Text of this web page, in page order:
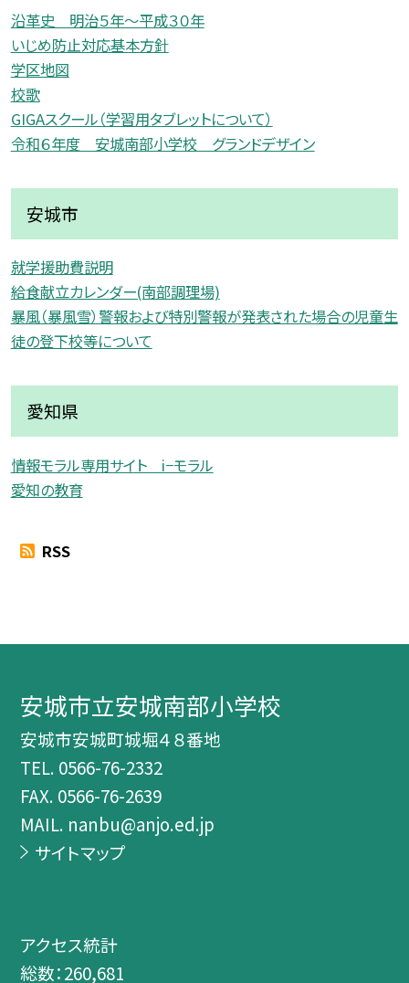
沿革史 明治５年〜平成３０年
いじめ防止対応基本方針
学区地図
校歌
GIGAスクール（学習用タブレットについて）
令和６年度 安城南部小学校 グランドデザイン
安城市
就学援助費説明
給食献立カレンダー(南部調理場)
暴風（暴風雪）警報および特別警報が発表された場合の児童生
徒の登下校等について
愛知県
情報モラル専用サイト i−モラル
愛知の教育
RSS
安城市立安城南部小学校
安城市安城町城堀４８番地
TEL. 0566-76-2332
FAX. 0566-76-2639
MAIL. nanbu@anjo.ed.jp
サイトマップ
アクセス統計
総数：260,681